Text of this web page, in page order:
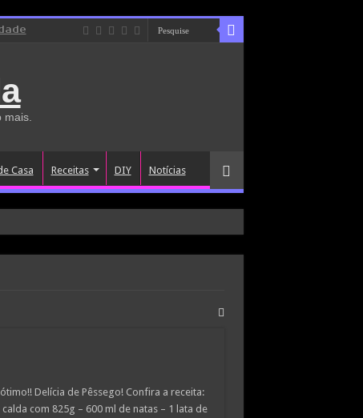
Casa Receitas DIY Notícias
Delícia de Pêssego! Confira a receita:
com 825g – 600 ml de natas – 1 lata de